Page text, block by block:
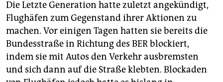
Die Letzte Generation hatte zuletzt angekündigt,
Flughäfen zum Gegenstand ihrer Aktionen zu
machen. Vor einigen Tagen hatten sie bereits die
Bundesstraße in Richtung des BER blockiert,
indem sie mit Autos den Verkehr ausbremsten
und sich dann auf die Straße klebten. Blockaden